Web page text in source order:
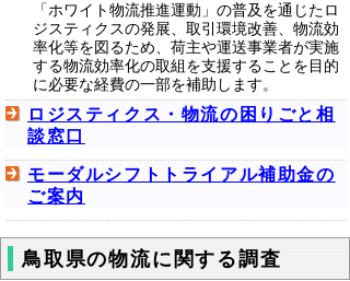
「ホワイト物流推進運動」の普及を通じたロ
ジスティクスの発展、取引環境改善、物流効
率化等を図るため、荷主や運送事業者が実施
する物流効率化の取組を支援することを目的
に必要な経費の一部を補助します。
ロジスティクス・物流の困りごと相
談窓口
モーダルシフトトライアル補助金の
ご案内
鳥取県の物流に関する調査